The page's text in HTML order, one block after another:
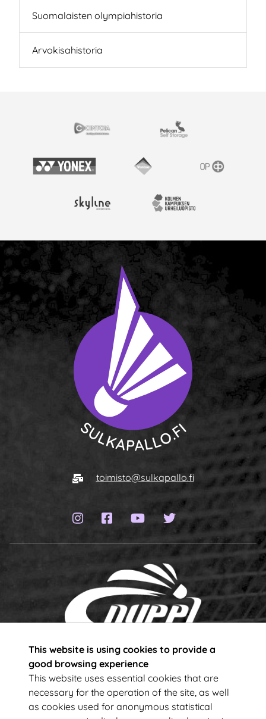
This website is using cookies to provide a
good browsing experience
This website uses essential cookies that are
necessary for the operation of the site, as well
as cookies used for anonymous statistical
Suomalaisten olympiahistoria
Arvokisahistoria
E-mailtoimisto@sulkapallo.fi
Instagram page
Facebook page
YouTube channel
Twitter page
Subscribe to our newsletter!
Your e-mail address